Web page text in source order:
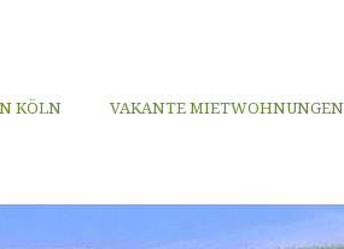
KÖLN VAKANTE